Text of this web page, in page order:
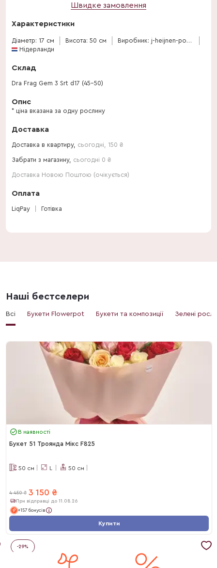
Швидке замовлення
Характеристики
Діаметр: 17 см Висота: 50 см
Виробник: j-heijnen-potplanten
Нідерланди
Склад
Dra Frag Gem 3 Srt d17 (45-50)
Опис
* ціна вказана за одну рослину
Доставка
Доставка в квартиру, сьогодні 150 ₴
Забрати з магазину, сьогодні 0 ₴
Доставка Новою Поштою (очікується)
Оплата
LiqPay Готівка
Наші бестселери
Всі Букети Flowerpot Букети та композиції Зелені
В наявності
Букет 51 Троянда Мікс F825
50 см L 50 см
4 450 ₴ 3 150 ₴
При відправці до 11.08.26
+157 бонусів
Купити
-29%